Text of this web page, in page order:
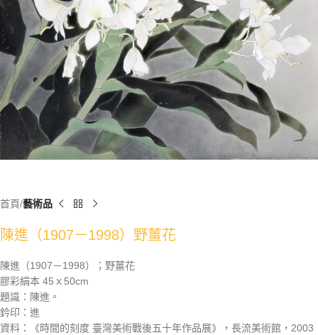
首頁 藝術品
陳進（1907－1998）野薑花
陳進（1907－1998）；野薑花
膠彩絹本 45ｘ50cm
題識：陳進。
鈐印：進
資料：《時間的刻度 臺灣美術戰後五十年作品展》，長流美術館，2003